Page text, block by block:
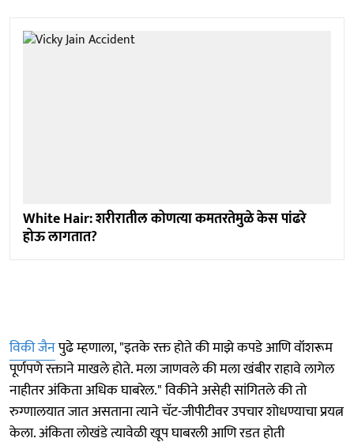
White Hair: शरीरातील कोणत्या कमतरतेमुळे केस पांढरे
होऊ लागतात?
विकी जैनपुढे म्हणाला, "इतके रक्त होते की माझे कपडे आणि वॉशरूम
पूर्णपणे रक्ताने माखले होते. मला जाणवले की मला खंबीर राहावे लागेल
नाहीतर अंकिता अधिक घाबरेल." विकीने असेही सांगितले की तो
रुग्णालयात जात असताना त्याने चॅट-जीपीटीवर उपचार शोधण्याचा प्रयत्न
केला. अंकिता लोखंडे त्यावेळी खूप घाबरली आणि रडत होती